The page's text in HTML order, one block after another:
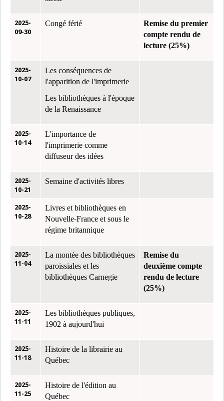
2025-
09-30
Congé férié
Remise du premier
compte rendu de
lecture (25%)
2025-
10-07
Les conséquences de
l'apparition de l'imprimerie
Les bibliothèques à l'époque
de la Renaissance
2025-
10-14
L'importance de
l'imprimerie comme
diffuseur des idées
2025-
10-21
Semaine d'activités libres
2025-
10-28
Livres et bibliothèques en
Nouvelle-France et sous le
régime britannique
2025-
11-04
La montée des bibliothèques
paroissiales et les
bibliothèques Carnegie
Remise du
deuxième compte
rendu de lecture
(25%)
2025-
11-11
Les bibliothèques publiques,
1902 à aujourd'hui
2025-
11-18
Histoire de la librairie au
Québec
2025-
11-25
Histoire de l'édition au
Québec